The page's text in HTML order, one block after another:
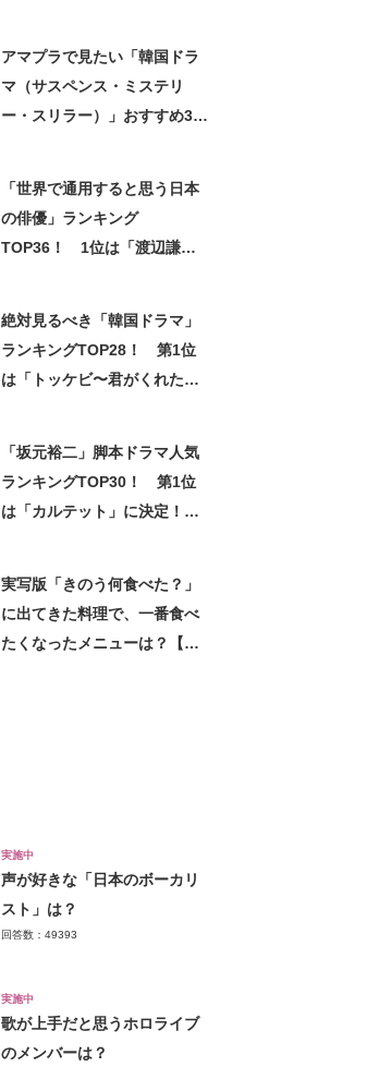
アマプラで見たい「韓国ドラ
マ（サスペンス・ミステリ
ー・スリラー）」おすすめ3選
「世界で通用すると思う日本
の俳優」ランキング
TOP36！ 1位は「渡辺謙」
絶対見るべき「韓国ドラマ」
ランキングTOP28！ 第1位
は「トッケビ〜君がくれた愛
「坂元裕二」脚本ドラマ人気
ランキングTOP30！ 第1位
は「カルテット」に決定！
実写版「きのう何食べた？」
に出てきた料理で、一番食べ
たくなったメニューは？【人
実施中
声が好きな「日本のボーカリ
スト」は？
回答数：49393
実施中
歌が上手だと思うホロライブ
のメンバーは？